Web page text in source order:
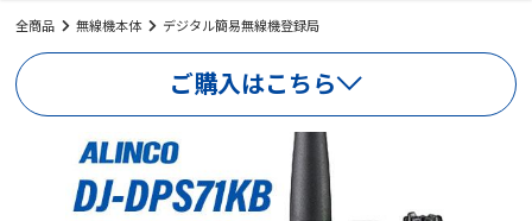
全商品 無線機本体 デジタル簡易無線機登録局
ご購入はこちら